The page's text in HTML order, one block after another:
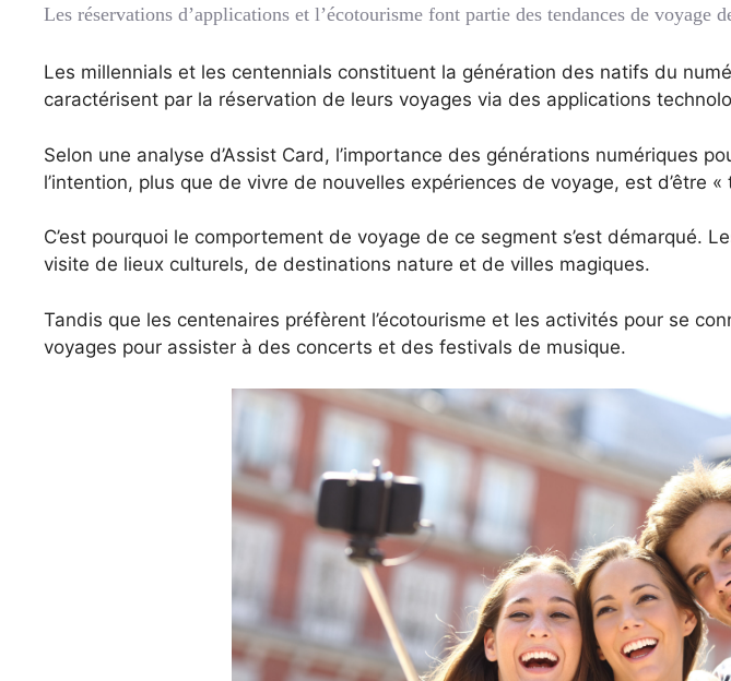
Les réservations d’applications et l’écotourisme font partie des tendances de voyage
Les millennials et les centennials constituent la génération des natifs du
caractérisent par la réservation de leurs voyages via des applications
Selon une analyse d’Assist Card, l’importance des générations numériques
l’intention, plus que de vivre de nouvelles expériences de voyage, est d’être
C’est pourquoi le comportement de voyage de ce segment s’est démarqué.
visite de lieux culturels, de destinations nature et de villes magiques.
Tandis que les centenaires préfèrent l’écotourisme et les activités pour se
voyages pour assister à des concerts et des festivals de musique.